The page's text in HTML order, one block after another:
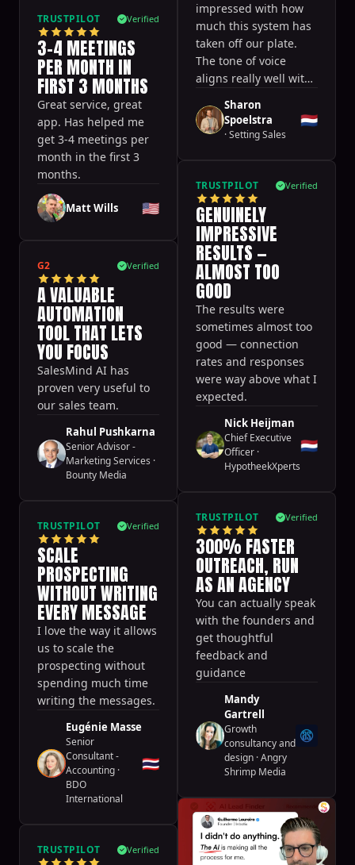
TRUSTPILOT Verified
3-4 MEETINGS
PER MONTH IN
FIRST 3 MONTHS
Great service, great
app. Has helped me
get 3-4 meetings per
month in the first 3
months.
Matt Wills 🇺🇸
G2 Verified
A VALUABLE
AUTOMATION
TOOL THAT LETS
YOU FOCUS
SalesMind AI has
proven very useful to
our sales team.
Rahul Pushkarna
Senior Advisor -
Marketing Services ·
Bounty Media
TRUSTPILOT Verified
SCALE
PROSPECTING
WITHOUT WRITING
EVERY MESSAGE
I love the way it allows
us to scale the
prospecting without
spending much time
writing the messages.
Eugénie Masse
Senior
Consultant -
Accounting ·
BDO
International
🇹🇭
TRUSTPILOT Verified
impressed with how
much this system has
taken off our plate.
The tone of voice
aligns really well with
feel forced or salesy.
Sharon
Spoelstra
·Setting Sales
🇳🇱
TRUSTPILOT Verified
GENUINELY
IMPRESSIVE
RESULTS —
ALMOST TOO
GOOD
The results were
sometimes almost too
good — connection
rates and responses
were way above what I
expected.
Nick Heijman
Chief Executive
Officer ·
HypotheekXperts
🇳🇱
TRUSTPILOT Verified
300% FASTER
OUTREACH, RUN
AS AN AGENCY
You can actually speak
with the founders and
get thoughtful
feedback and
guidance
Mandy
Gartrell
Growth
consultancy and
design ·Angry
Shrimp Media